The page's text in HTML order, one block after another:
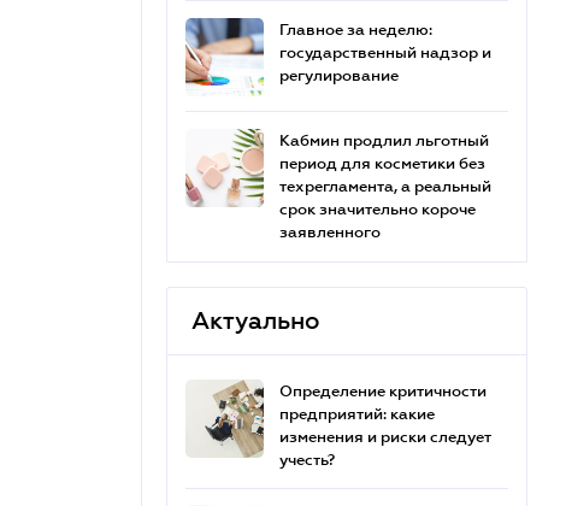
Главное за неделю:
государственный надзор и
регулирование
Кабмин продлил льготный
период для косметики без
техрегламента, а реальный
срок значительно короче
заявленного
Актуально
Определение критичности
предприятий: какие
изменения и риски следует
учесть?